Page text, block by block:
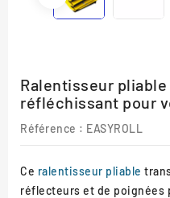
Ralentisseur
réfléchissant pour
Référence : EASYROLL
Ce ralentisseur pliable
réflecteurs et de poignées